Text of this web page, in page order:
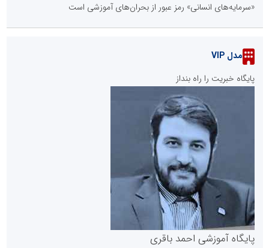
«سرمایه‌های انسانی» رمز عبور از بحران‌های آموزشی است
مدل VIP
پایگاه خبریت را راه بنداز
پایگاه آموزشی احمد باقری